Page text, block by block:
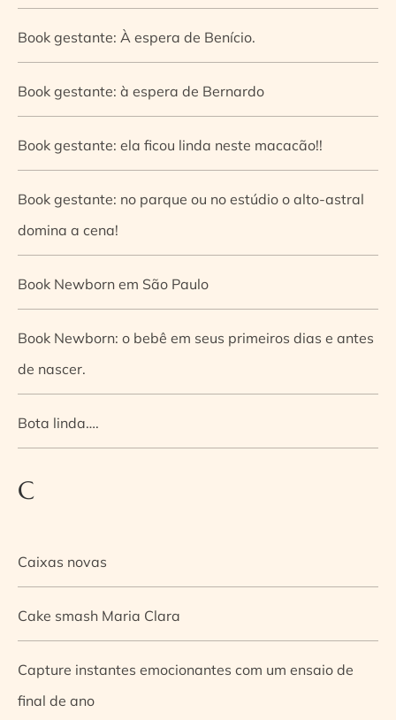
Book gestante: À espera de Benício.
Book gestante: à espera de Bernardo
Book gestante: ela ficou linda neste macacão!!
Book gestante: no parque ou no estúdio o alto-astral
domina a cena!
Book Newborn em São Paulo
Book Newborn: o bebê em seus primeiros dias e antes
de nascer.
Bota linda….
C
Caixas novas
Cake smash Maria Clara
Capture instantes emocionantes com um ensaio de
final de ano